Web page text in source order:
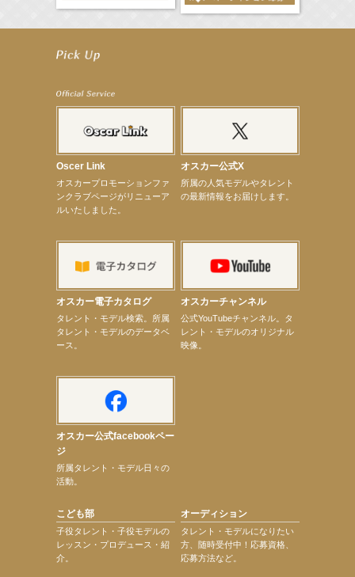
【武井咲】ENFÖLD 2026 PF/FW archetypeに登場！
【elfin’】8月16日（日）「全世界」発売記念イベント決定！
【elfin’】7thシングル『全世界』がFM TANABEでO.A.決定♪
【昆虫ハンター牧田習】宝塚市立手塚治虫記念館トークショー＆宝塚文化芸術センター昆虫展示イ
ショーゲスト出演！
【定本楓馬】WEB DIGVII 連載企画『東京23時』に登場！
【髙橋ひかる】7月雑誌掲載情報
【elfin’】7thシングル『全世界』がFMふくろうでパワープレイO.A.決定
【elfin’】【辻美優】8月28日（金）「辻美優(elfin’)グレイテスト・ショー」に出演決定！
【elfin’】9月27日（日）「Beauty Voice Theater Reboot Vol.3」開催決定！
【本田紗来】「Ray」9月号発売中！
【宇垣美里】「マンガ【推しの子】展‐星のキセキ‐」オープニングイベント
Oscer Link
オスカープロモーションファ
ンクラブページがリニューア
ルいたしました。
オスカー公式X
所属の人気モデルやタレント
の最新情報をお届けします。
オスカー電子カタログ
タレント・モデル検索。所属
タレント・モデルのデータベ
ース。
オスカーチャンネル
公式YouTubeチャンネル。タ
レント・モデルのオリジナル
映像。
オスカー公式facebookペー
ジ
所属タレント・モデル日々の
活動。
こども部
子役タレント・子役モデルの
レッスン・プロデュース・紹
介。
オーディション
タレント・モデルになりたい
方、随時受付中！応募資格、
応募方法など。